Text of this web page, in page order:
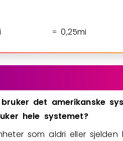
= 0,25mi
bruker det amerikanske
hele systemet?
som aldri eller sjelden